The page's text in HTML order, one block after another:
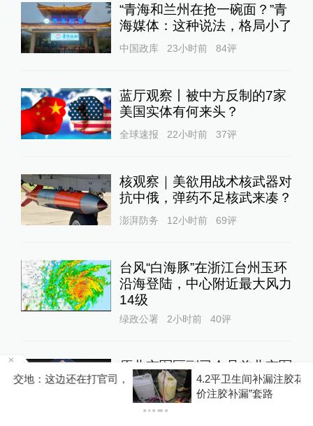
“青海和兰州在抢一碗面？”青
海媒体：这种说法，格局小了
中国政库 23小时前 84评
蓝厅观察丨被中方反制的7家
美国实体有何来头？
全球速报 22小时前 37评
核观察｜美欲用战术核武器对
抗中俄，弹药不足核武来凑？
澎湃防务 12小时前 69评
台风“白海豚”在浙江台州玉环
沿海登陆，中心附近最大风力
14级
绿政公署 2小时前 40评
原北京军区副司令员兼北京军
区空军司令员李永金逝世，享
年84岁
4.2平卫生间补漏注胶花1.55万，消费者称陷“天
价注胶补漏”套路